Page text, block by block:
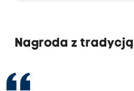
Nagroda z tradycją